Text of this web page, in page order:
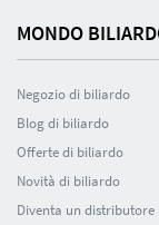
MONDO
Negozio di biliardo
Blog di biliardo
Offerte di biliardo
Novità di biliardo
Diventa un distributore